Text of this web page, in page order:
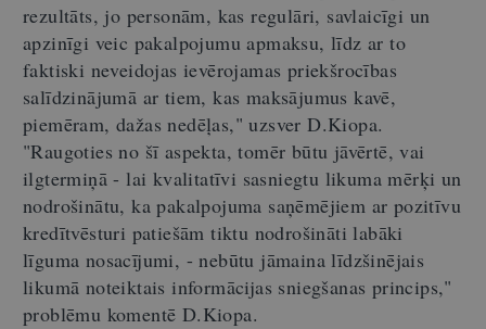
rezultāts, jo personām, kas regulāri, savlaicīgi un
apzinīgi veic pakalpojumu apmaksu, līdz ar to
faktiski neveidojas ievērojamas priekšrocības
salīdzinājumā ar tiem, kas maksājumus kavē,
piemēram, dažas nedēļas," uzsver D.Kiopa.
"Raugoties no šī aspekta, tomēr būtu jāvērtē, vai
ilgtermiņā - lai kvalitatīvi sasniegtu likuma mērķi un
nodrošinātu, ka pakalpojuma saņēmējiem ar pozitīvu
kredītvēsturi patiešām tiktu nodrošināti labāki
līguma nosacījumi, - nebūtu jāmaina līdzšinējais
likumā noteiktais informācijas sniegšanas princips,"
problēmu komentē D.Kiopa.